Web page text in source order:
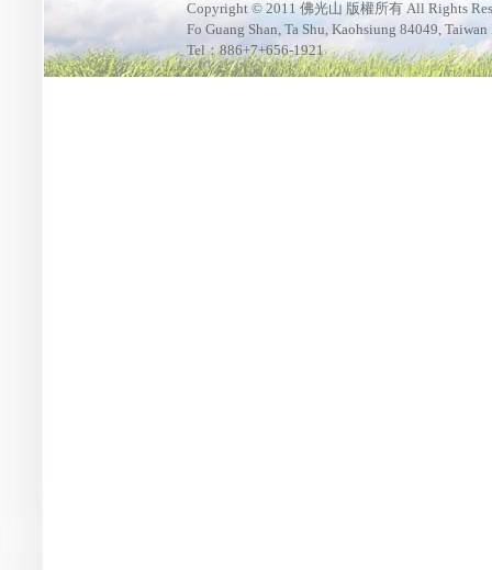
Copyright © 2011 佛光山 版權所有 All Rights
Fo Guang Shan, Ta Shu, Kaohsiung 84049, Taiwan
Tel：886+7+656-1921